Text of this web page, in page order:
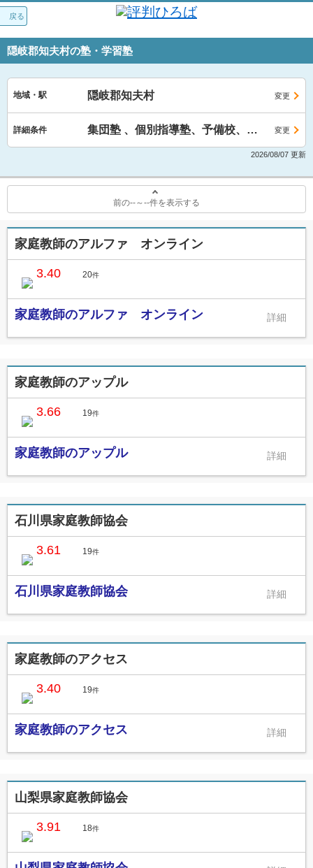
戻る
隠岐郡知夫村の塾・学習塾
地域・駅 隠岐郡知夫村 変更
詳細条件 集団塾 、個別指導塾、予備校、家庭教師 変更
2026/08/07 更新
前の--～--件を表示する
家庭教師のアルファ オンライン
3.40 20件
家庭教師のアルファ オンライン
家庭教師のアップル
3.66 19件
家庭教師のアップル
石川県家庭教師協会
3.61 19件
石川県家庭教師協会
家庭教師のアクセス
3.40 19件
家庭教師のアクセス
山梨県家庭教師協会
3.91 18件